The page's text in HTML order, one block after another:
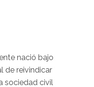
nació bajo
de reivindicar
sociedad civil